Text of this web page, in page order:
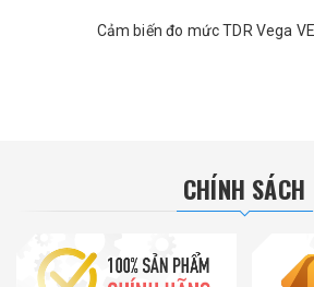
Cảm biến đo mức TDR Vega
CHÍNH SÁCH